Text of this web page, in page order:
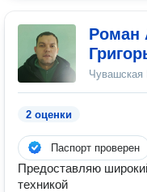
Роман
Чувашская
2 оценки
Паспорт проверен
Предоставляю
техникой